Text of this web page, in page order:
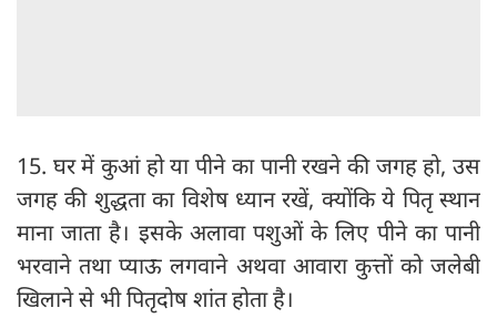
15. घर में कुआं हो या पीने का पानी रखने की जगह हो, उस
जगह की शुद्धता का विशेष ध्यान रखें, क्योंकि ये पितृ स्थान
माना जाता है। इसके अलावा पशुओं के लिए पीने का पानी
भरवाने तथा प्याऊ लगवाने अथवा आवारा कुत्तों को जलेबी
खिलाने से भी पितृदोष शांत होता है।